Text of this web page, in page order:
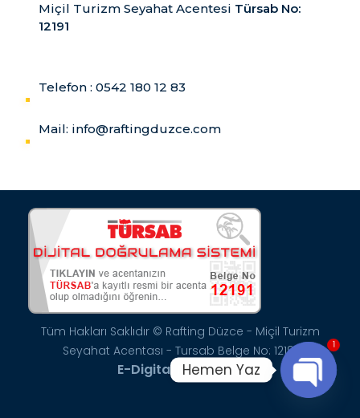
Miçil Turizm Seyahat Acentesi Türsab No:
12191
Telefon : 0542 180 12 83
Mail: info@raftingduzce.com
Tüm Hakları Saklıdır © Rafting Düzce - Miçil Turizm
Seyahat Acentası - Tursab Belge No: 12191
E-Digital Marketing
Hemen Yaz
Open
1